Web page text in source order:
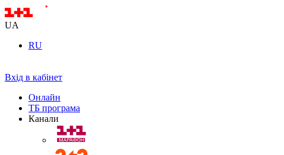
UA
RU
Вхід в кабінет
Онлайн
ТБ програма
Канали